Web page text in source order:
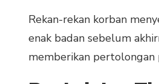
Rekan-rekan korban
enak badan sebelum
memberikan